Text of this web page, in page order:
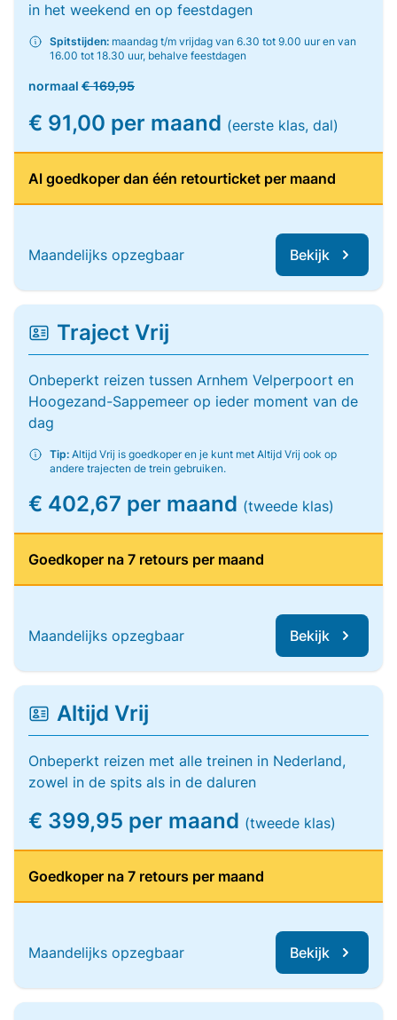
in het weekend en op feestdagen
Spitstijden: maandag t/m vrijdag van 6.30 tot 9.00 uur en van
16.00 tot 18.30 uur, behalve feestdagen
normaal € 169,95
€ 91,00 per maand (eerste klas, dal)
Al goedkoper dan één retourticket per maand
Maandelijks opzegbaar Bekijk
Traject Vrij
Onbeperkt reizen tussen Arnhem Velperpoort en
Hoogezand-Sappemeer op ieder moment van de
dag
Tip: Altijd Vrij is goedkoper en je kunt met Altijd Vrij ook op
andere trajecten de trein gebruiken.
€ 402,67 per maand (tweede klas)
Goedkoper na 7 retours per maand
Maandelijks opzegbaar Bekijk
Altijd Vrij
Onbeperkt reizen met alle treinen in Nederland,
zowel in de spits als in de daluren
€ 399,95 per maand (tweede klas)
Goedkoper na 7 retours per maand
Maandelijks opzegbaar Bekijk